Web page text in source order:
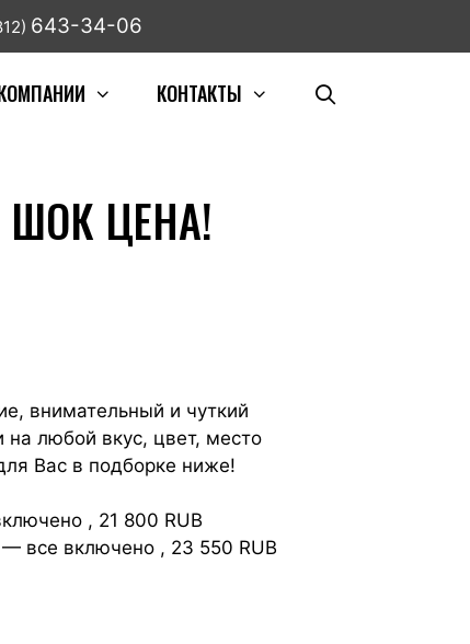
643-34-06
КОНТАКТЫ
ШОК ЦЕНА!
внимательный и чуткий
на любой вкус, цвет, место
Вас в подборке ниже!
, 21 800 RUB
— все включено , 23 550 RUB